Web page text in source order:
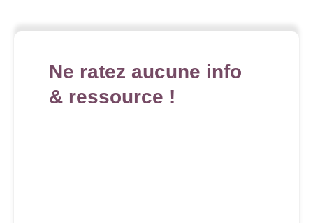
Ne ratez aucune info
& ressource !